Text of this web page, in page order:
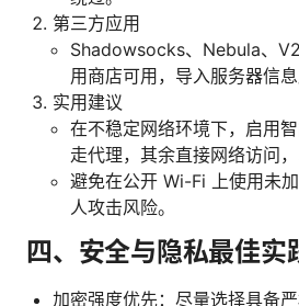
第三方应用
Shadowsocks、Nebula、
用商店可用，导入服务器信息
实用建议
在不稳定网络环境下，启用
走代理，其余直接网络访问，
避免在公开 Wi-Fi 上使用未
人攻击风险。
四、安全与隐私最佳实
加密强度优先：尽量选择具备